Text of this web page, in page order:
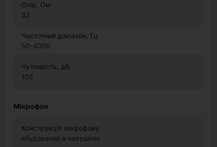
Опір, Ом
32
Частотний діапазон, Гц
50-4000
Чутливість, дБ
105
Мікрофон
Конструкція мікрофону
вбудований в навушник